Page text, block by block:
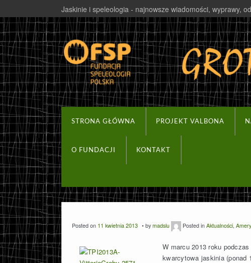
Jaskinie i speleologia - najnowsze wiadomości, wyprawy,
STRONA GŁÓWNA PROJEKT VALBONA
O FUNDACJI KONTAKT
Posted on 11 kwietnia 2013 by madslu Posted in Aktualności
W marcu 2013 roku
kwarcytowa jaskinia